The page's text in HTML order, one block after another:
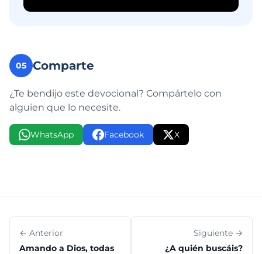
05 Comparte
¿Te bendijo este devocional? Compártelo con
alguien que lo necesite.
WhatsApp Facebook X
← Anterior
Amando a Dios, todas
Siguiente →
¿A quién buscáis?